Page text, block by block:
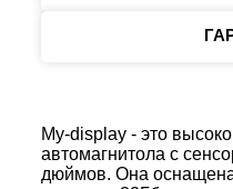
My-display - это
автомагнитола с
дюймов. Она